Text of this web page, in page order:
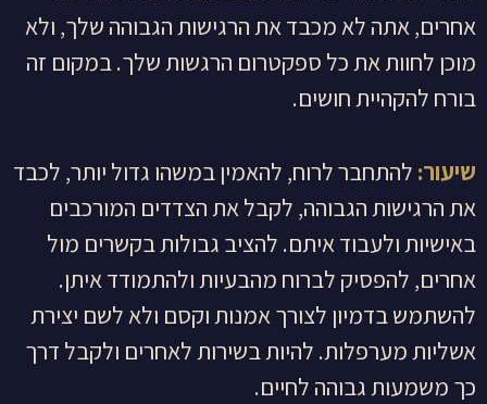
אחרים, אתה לא מכבד את הרגישות הגבוהה שלך, ולא
מוכן לחוות את כל ספקטרום הרגשות שלך. במקום זה
בורח להקהיית חושים.
שיעור: להתחבר לרוח, להאמין במשהו גדול יותר, לכבד
את הרגישות הגבוהה, לקבל את הצדדים המורכבים
באישיות ולעבוד איתם. להציב גבולות בקשרים מול
אחרים, להפסיק לברוח מהבעיות ולהתמודד איתן.
להשתמש בדמיון לצורך אמנות וקסם ולא לשם יצירת
אשליות מערפלות. להיות בשירות לאחרים ולקבל דרך
כך משמעות גבוהה לחיים.